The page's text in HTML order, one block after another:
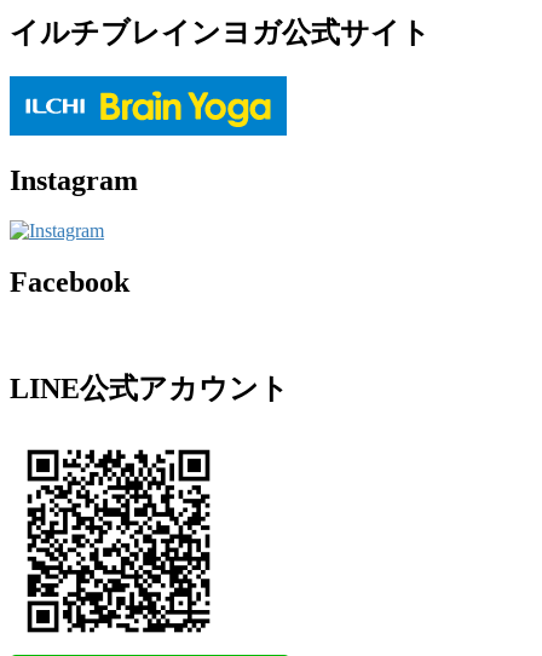
イルチブレインヨガ公式サイト
Instagram
Facebook
LINE公式アカウント